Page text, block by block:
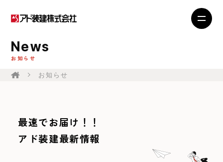
News
お知らせ
お知らせ
最速でお届け！！
アド装建最新情報